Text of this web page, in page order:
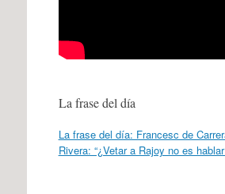
La frase del día
La frase del día: Francesc de
Rivera: “¿Vetar a Rajoy no es